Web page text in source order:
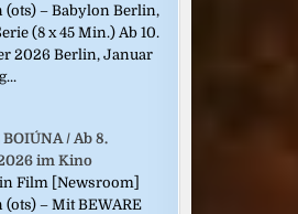
(ots) – Babylon Berlin,
(8 x 45 Min.) Ab 10.
2026 Berlin, Januar
BOIÚNA / Ab 8.
im Kino
Film [Newsroom]
– Mit BEWARE